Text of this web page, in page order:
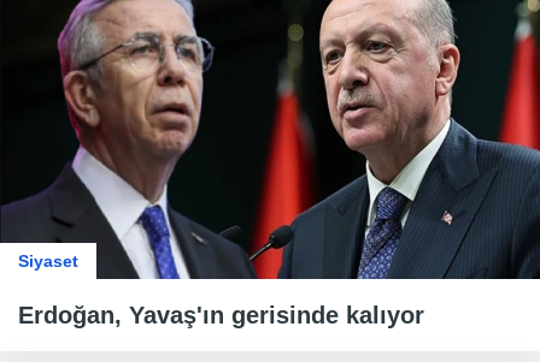
Siyaset
Erdoğan, Yavaş'ın gerisinde kalıyor